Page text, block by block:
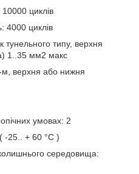
10000 циклів
4000 циклів
типу, верхня
1..35 мм2 макс
верхня або нижня
умовах: 2
-25.. + 60 °C )
середовища: